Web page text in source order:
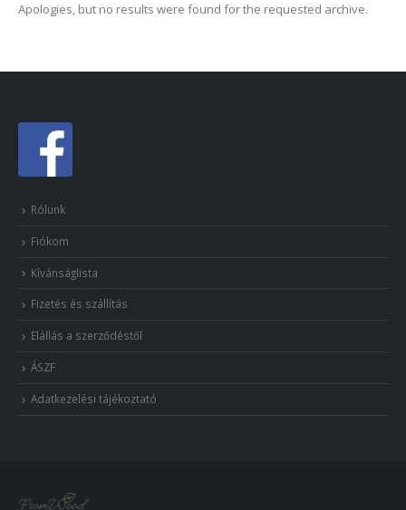
Apologies, but no results were found for the requested archive.
Rólunk
Fiókom
Kívánságlista
Fizetés és szállítás
Elállás a szerződéstől
ÁSZF
Adatkezelési tájékoztató